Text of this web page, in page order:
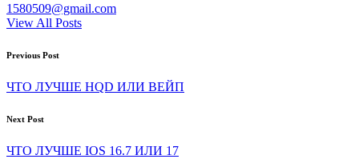
1580509@gmail.com
View All Posts
Post
navigation
Previous Post
ЧТО ЛУЧШЕ HQD ИЛИ ВЕЙП
Next Post
ЧТО ЛУЧШЕ IOS 16.7 ИЛИ 17